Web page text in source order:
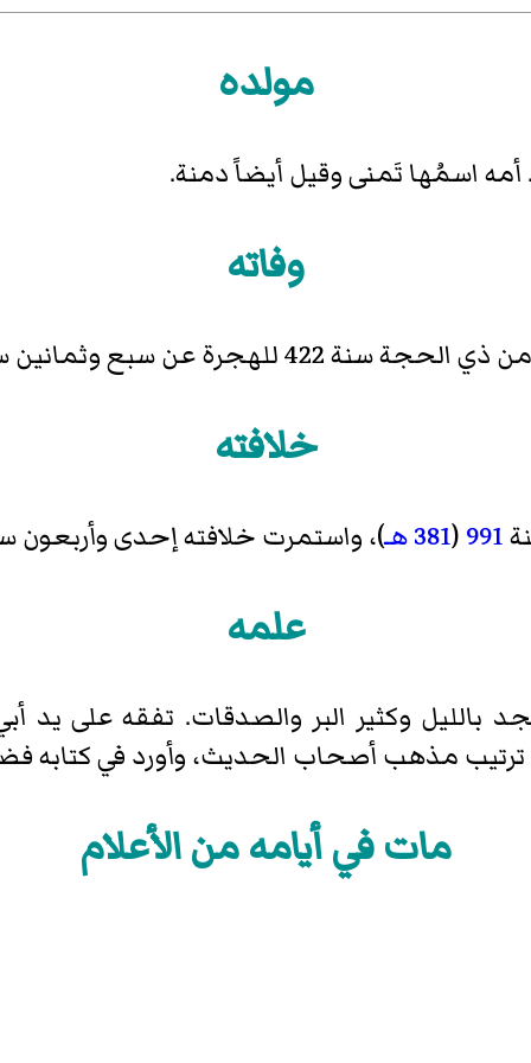
مولده
. أمه اسمُها تَمنى وقيل أيضاً دمنة.
وفاته
للهجرة عن سبع وثمانين سنة
خلافته
991
(381 هـ )، واستمرت خلافته إحدى وأربعون
علمه
بالليل وكثير البر والصدقات. تفقه على يد
ترتيب مذهب أصحاب الحديث، وأورد في كتابه
مات في أيامه من الأعلام